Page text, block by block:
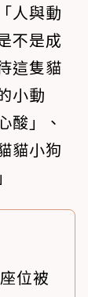
人與動
不是成
這隻貓
小動
酸」、
貓小狗
位被